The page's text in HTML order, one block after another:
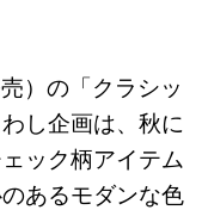
）の「クラシッ
し企画は、秋に
ック柄アイテム
あるモダンな色